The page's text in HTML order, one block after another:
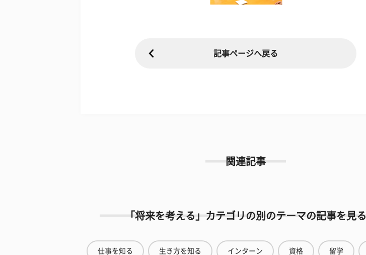
記事ページへ戻る
関連記事
「将来を考える」カテゴリの別のテーマの記事を見る
仕事を知る 生き方を知る インターン 資格 留学